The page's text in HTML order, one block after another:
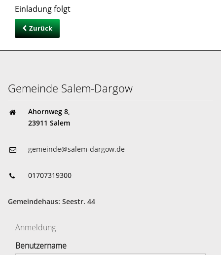
Einladung folgt
Zurück
Gemeinde Salem-Dargow
Ahornweg 8,
23911 Salem
gemeinde@salem-dargow.de
01707319300
Gemeindehaus: Seestr. 44
Anmeldung
Benutzername